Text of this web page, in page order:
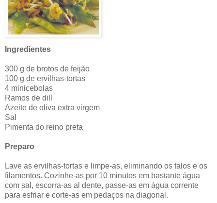
Ingredientes
300 g de brotos de feijão
100 g de ervilhas-tortas
4 minicebolas
Ramos de dill
Azeite de oliva extra virgem
Sal
Pimenta do reino preta
Preparo
Lave as ervilhas-tortas e limpe-as, eliminando os talos e os
filamentos. Cozinhe-as por 10 minutos em bastante água
com sal, escorra-as al dente, passe-as em água corrente
para esfriar e corte-as em pedaços na diagonal.